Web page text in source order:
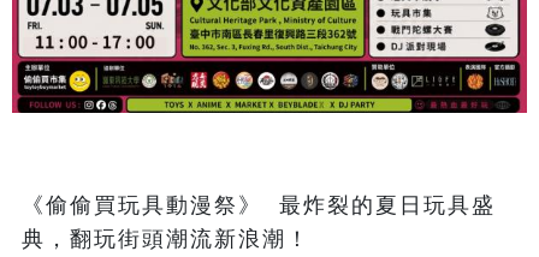
《偷偷買玩具動漫祭》  最炸裂的夏日玩具盛
典，翻玩街頭潮流新浪潮！